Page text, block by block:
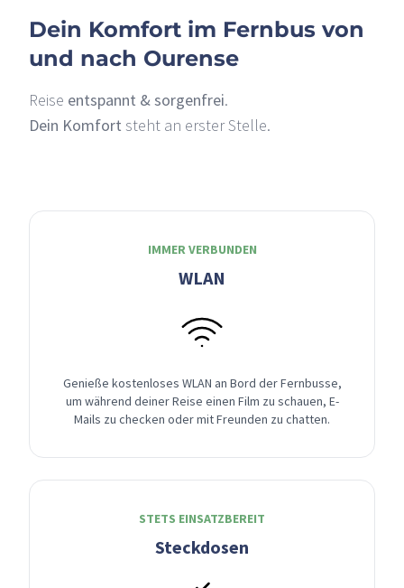
Dein Komfort im Fernbus von
und nach Ourense
Reise entspannt & sorgenfrei.
Dein Komfort steht an erster Stelle.
IMMER VERBUNDEN
WLAN
Genieße kostenloses WLAN an Bord der Fernbusse,
um während deiner Reise einen Film zu schauen, E-
Mails zu checken oder mit Freunden zu chatten.
STETS EINSATZBEREIT
Steckdosen